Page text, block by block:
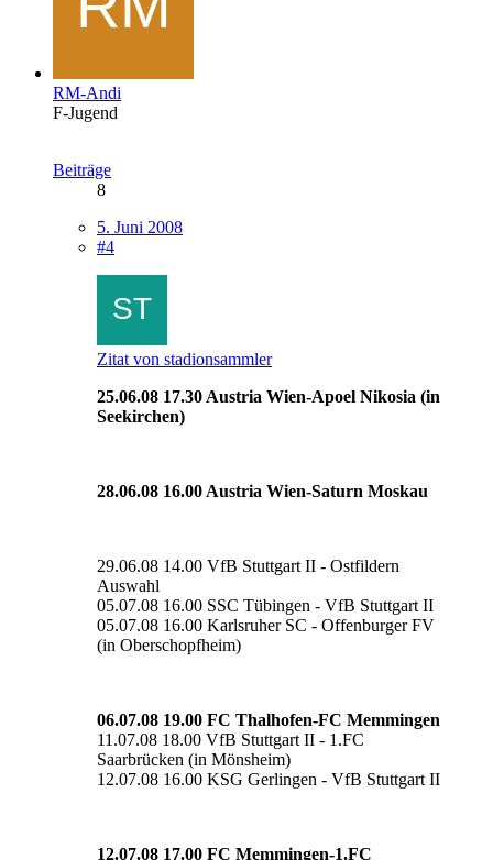
RM-Andi
F-Jugend
Beiträge
8
5. Juni 2008
#4
Zitat von stadionsammler
25.06.08 17.30 Austria Wien-Apoel Nikosia (in
Seekirchen)
28.06.08 16.00 Austria Wien-Saturn Moskau
29.06.08 14.00 VfB Stuttgart II - Ostfildern
Auswahl
05.07.08 16.00 SSC Tübingen - VfB Stuttgart II
05.07.08 16.00 Karlsruher SC - Offenburger FV
(in Oberschopfheim)
06.07.08 19.00 FC Thalhofen-FC Memmingen
11.07.08 18.00 VfB Stuttgart II - 1.FC
Saarbrücken (in Mönsheim)
12.07.08 16.00 KSG Gerlingen - VfB Stuttgart II
12.07.08 17.00 FC Memmingen-1.FC